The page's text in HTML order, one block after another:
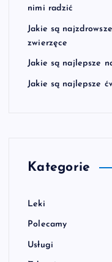
nimi radzić
Jakie są
zwierzęce
Jakie są najlepsze
Jakie są najlepsze
Kategorie
Leki
Polecamy
Usługi